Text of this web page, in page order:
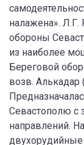
налажена».
обороны
из наиболее
Береговой
возв.
Севастополю с
направлений.